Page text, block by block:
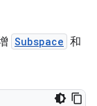
Subspace 和